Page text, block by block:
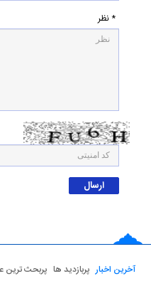
* نظر
آخرین اخبار پربازدید ها پربحث ترین